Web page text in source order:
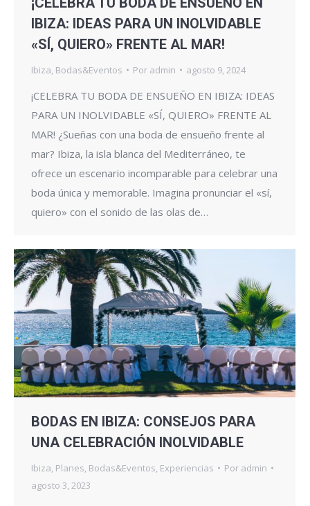
IBIZA: IDEAS PARA UN INOLVIDABLE
«SÍ, QUIERO» FRENTE AL MAR!
Ibiza Bodas&Eventos Por admin agosto 9, 2024
¡CELEBRA TU BODA DE ENSUEÑO EN IBIZA: IDEAS
PARA UN INOLVIDABLE «SÍ, QUIERO» FRENTE AL
MAR! ¿Sueñas con una boda de ensueño frente al
mar? Ibiza, la isla blanca del Mediterráneo, te
ofrece un escenario incomparable para celebrar una
boda única y memorable. Imagina pronunciar el «sí,
quiero» con el sonido de las olas de…
BODAS EN IBIZA: CONSEJOS PARA
UNA CELEBRACIÓN INOLVIDABLE
Ibiza Planes Bodas&Eventos Experiencias Por admin
agosto 3, 2023